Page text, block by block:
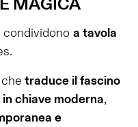
MAGICA
a tavola
traduce il fascino
in chiave moderna,
e